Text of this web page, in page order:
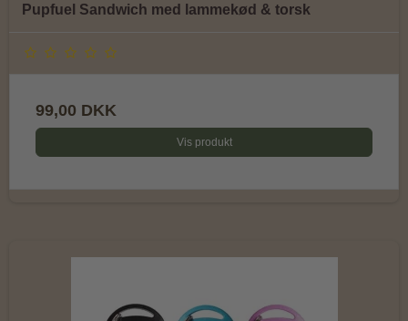
Pupfuel Sandwich med lammekød & torsk
99,00 DKK
Vis produkt